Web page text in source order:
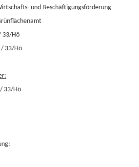
und Beschäftigungsförderung
33/Hö
/ 33/Hö
33/Hö